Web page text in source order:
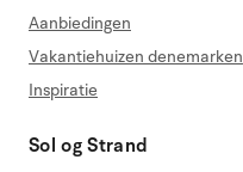
Aanbiedingen
Vakantiehuizen denemarken
Inspiratie
Sol og Strand